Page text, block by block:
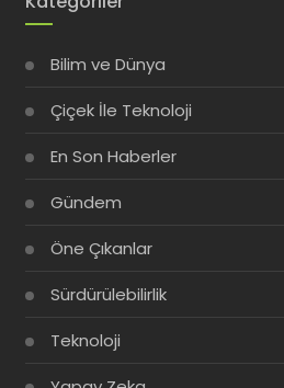
Bilim ve Dünya
Çiçek İle Teknoloji
En Son Haberler
Gündem
Öne Çıkanlar
Sürdürülebilirlik
Teknoloji